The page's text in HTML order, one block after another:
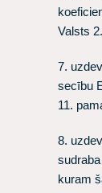
Valsts
7.
secību
11.
8.
kuram